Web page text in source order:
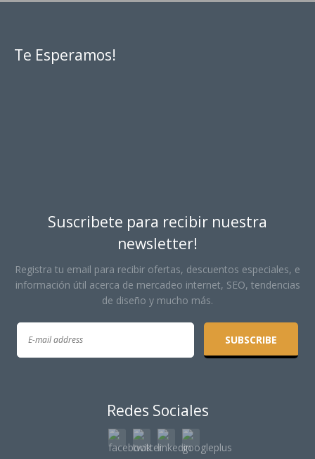
Te Esperamos!
Suscribete para recibir nuestra
newsletter!
Registra tu email para recibir ofertas, descuentos especiales, e
información útil acerca de mercadeo internet, SEO, tendencias
de diseño y mucho más.
Redes Sociales